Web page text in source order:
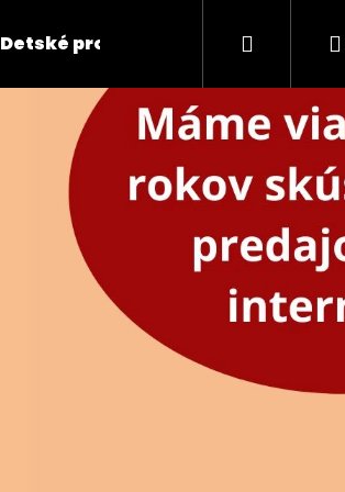
Detské produkty Elektronika
Hľadať